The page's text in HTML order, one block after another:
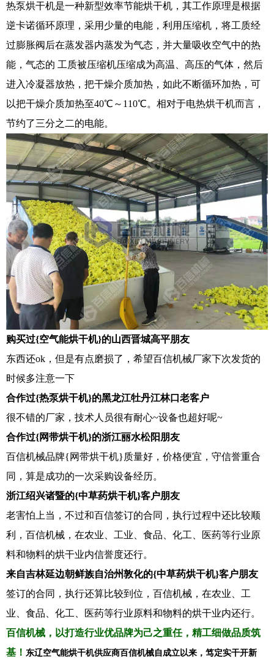
热泵烘干机是一种新型效率节能烘干机，其工作原理是根据
逆卡诺循环原理，采用少量的电能，利用压缩机，将工质经
过膨胀阀后在蒸发器内蒸发为气态，并大量吸收空气中的热
能，气态的 工质被压缩机压缩成为高温、高压的气体，然后
进入冷凝器放热，把干燥介质加热，如此不断循环加热，可
以把干燥介质加热至40℃～110℃。相对于电热烘干机而言，
节约了三分之二的电能。
购买过{空气能烘干机}的山西晋城高平朋友
东西还ok，但是有点磨损了，希望百信机械厂家下次发货的
时候多注意一下
合作过{热泵烘干机}的黑龙江牡丹江林口老客户
很不错的厂家，技术人员很有耐心~设备也超好呢~
合作过{网带烘干机}的浙江丽水松阳朋友
百信机械品牌{网带烘干机}质量好，价格便宜，守信誉重合
同，算是成功的一次采购设备经历。
浙江绍兴诸暨的{中草药烘干机}客户朋友
老害怕上当，不过和百信签订的合同，执行过程中还比较顺
利，百信机械，在农业、工业、食品、化工、医药等行业原
料和物料的烘干业内信誉度还行。
来自吉林延边朝鲜族自治州敦化的{中草药烘干机}客户朋友
签订的合同，执行还算比较到位，百信机械，在农业、工
业、食品、化工、医药等行业原料和物料的烘干业内还行。
百信机械，以打造行业优品牌为己之重任，精工细做品质筑
基！ 东辽空气能烘干机供应商百信机械自成立以来，笃定实干开新